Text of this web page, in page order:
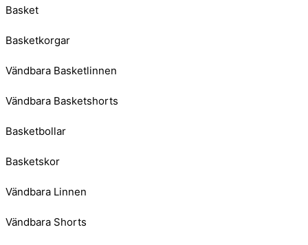
Basket
Basketkorgar
Vändbara Basketlinnen
Vändbara Basketshorts
Basketbollar
Basketskor
Vändbara Linnen
Vändbara Shorts